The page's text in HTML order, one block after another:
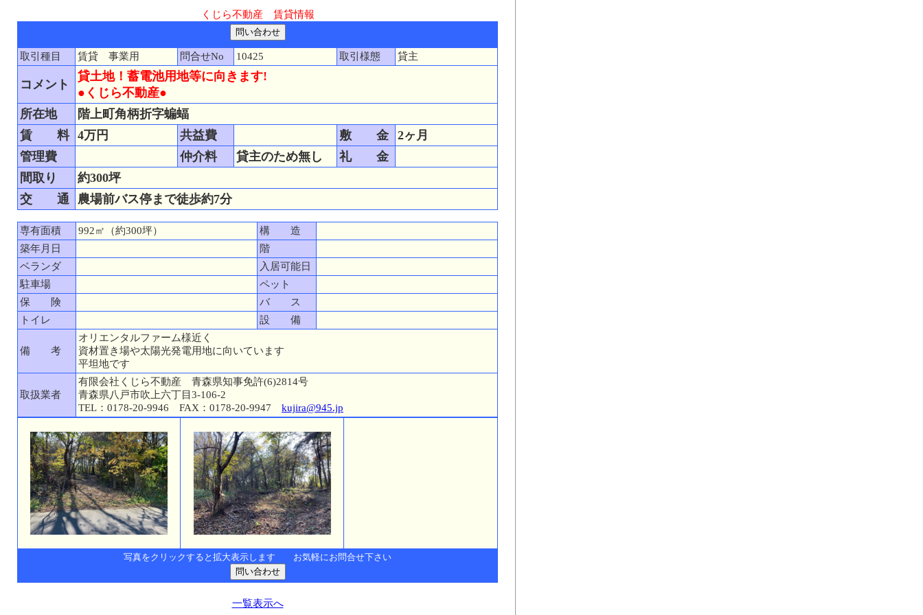
くじら不動産 賃貸情報
取引種目 賃貸 事業用 問合せNo 10425 取引様態 貸主
コメント
貸土地！蓄電池用地等に向きます!
●くじら不動産●
所在地
階上町角柄折字蝙蝠
賃 料 4万円 共益費 敷 金
2ヶ月
管理費
仲介料 貸主のため無し
礼 金
間取り
約300坪
交 通
農場前バス停まで徒歩約7分
専有面積 992㎡（約300坪）
構 造
築年月日
階
ベランダ
入居可能日
駐車場
ペット
保 険
バ ス
トイレ
設 備
備 考
オリエンタルファーム様近く
資材置き場や太陽光発電用地に向いています
平坦地です
取扱業者
有限会社くじら不動産 青森県知事免許(6)2814号
青森県八戸市吹上六丁目3-106-2
TEL：0178-20-9946 FAX：0178-20-9947 kujira@945.jp
写真をクリックすると拡大表示します お気軽にお問合せ下さい
一覧表示へ